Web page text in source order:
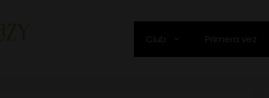
Club Primera vez